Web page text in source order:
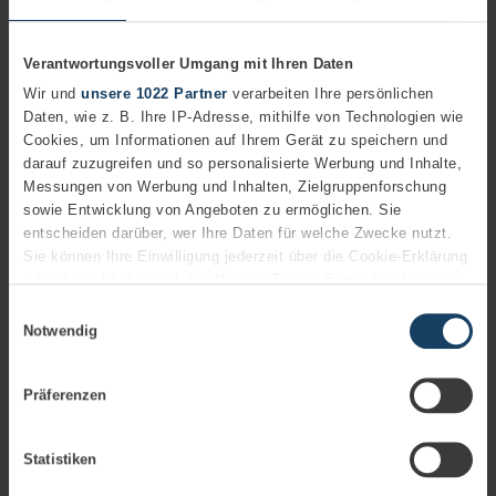
Verantwortungsvoller Umgang mit Ihren Daten
Wir undunsere 1022 Partner verarbeiten Ihre persönlichen
Daten, wie z. B. Ihre IP-Adresse, mithilfe von Technologien wie
Cookies, um Informationen auf Ihrem Gerät zu speichern und
darauf zuzugreifen und so personalisierte Werbung und Inhalte,
Messungen von Werbung und Inhalten, Zielgruppenforschung
sowie Entwicklung von Angeboten zu ermöglichen. Sie
entscheiden darüber, wer Ihre Daten für welche Zwecke nutzt.
Sie können Ihre Einwilligung jederzeit über die Cookie-Erklärung
oder durch Klicken auf das Privacy Trigger Symbol ändern oder
Informationen über Ihre geografische Lage erfassen,
welche bis auf einige Meter genau sein können
Notwendig
Präferenzen
Statistiken
FAQ
Für welche Unternehmen eignet
sich Microsoft Power BI?